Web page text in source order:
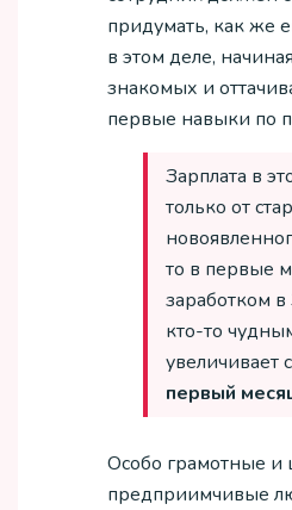
придумать, как же
в этом деле,
знакомых и
первые навыки по
Зарплата в
только от
то в первые
заработком
кто-то
увеличивает
первый
Особо грамотные и
предприимчивые